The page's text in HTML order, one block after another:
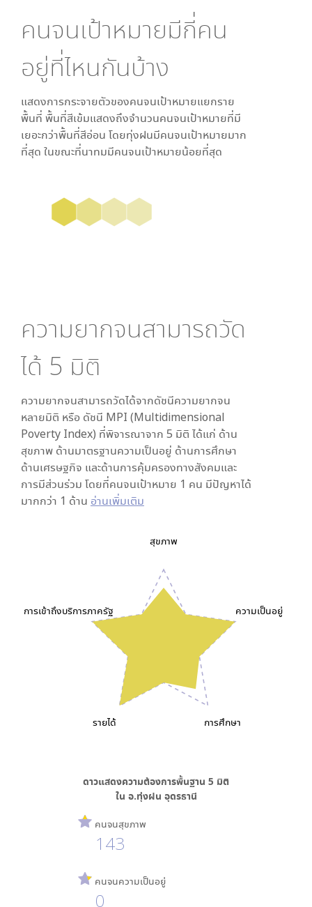
คนจนเป้าหมายมีกี่คน
อยู่ที่ไหนกันบ้าง
แสดงการกระจายตัวของคนจนเป้าหมายแยกราย
พื้นที่ พื้นที่สีเข้มแสดงถึงจำนวนคนจนเป้าหมายที่มี
เยอะกว่าพื้นที่สีอ่อน โดยทุ่งฝนมีคนจนเป้าหมายมาก
ที่สุด ในขณะที่นาทมมีคนจนเป้าหมายน้อยที่สุด
ความยากจนสามารถวัด
ได้ 5 มิติ
ความยากจนสามารถวัดได้จากดัชนีความยากจน
หลายมิติ หรือ ดัชนี MPI (Multidimensional
Poverty Index) ที่พิจารณาจาก 5 มิติ ได้แก่ ด้าน
สุขภาพ ด้านมาตรฐานความเป็นอยู่ ด้านการศึกษา
ด้านเศรษฐกิจ และด้านการคุ้มครองทางสังคมและ
การมีส่วนร่วม โดยที่คนจนเป้าหมาย 1 คน มีปัญหาได้
มากกว่า 1 ด้าน อ่านเพิ่มเติม
สุขภาพ
ความเป็นอยู่
การศึกษา
รายได้
การเข้าถึงบริการภาครัฐ
ดาวแสดงความต้องการพื้นฐาน 5 มิติ
ใน อ.ทุ่งฝน อุดรธานี
คนจนสุขภาพ
143
คนจนความเป็นอยู่
0